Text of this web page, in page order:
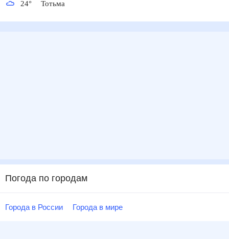
24° Тотьма
Погода по городам
Города в России Города в мире